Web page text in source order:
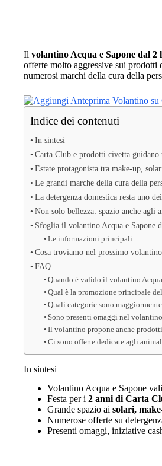
Il volantino Acqua e Sapone dal 2
offerte molto aggressive sui prodotti
numerosi marchi della cura della
Indice dei contenuti
In sintesi
Carta Club e prodotti civetta
Estate protagonista tra make-up,
Le grandi marche della cura della
La detergenza domestica resta uno
Non solo bellezza: spazio anche
Sfoglia il volantino Acqua e Sapone
Le informazioni principali
Cosa troviamo nel prossimo
FAQ
Quando è valido il volantino
Qual è la promozione principale
Quali categorie sono
Sono presenti omaggi nel
Il volantino propone anche prodotti
Ci sono offerte dedicate agli
In sintesi
Volantino Acqua e Sapone
Festa per i 2 anni di Carta
Grande spazio ai solari,
Numerose offerte su
Presenti omaggi, iniziative